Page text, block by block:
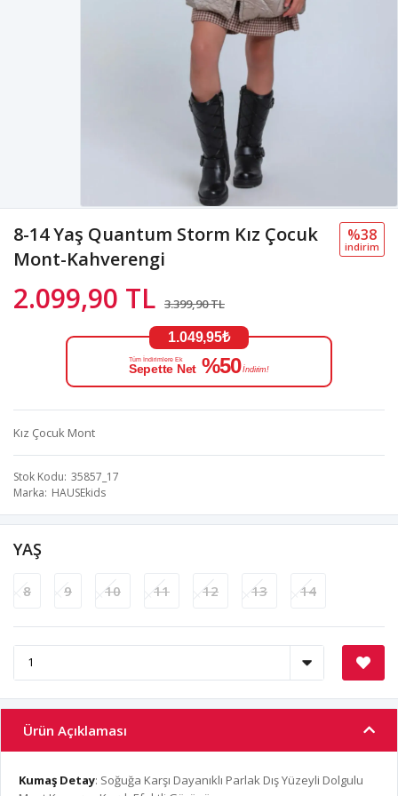
8-14 Yaş Quantum Storm Kız Çocuk
Mont-Kahverengi
2.099,90 TL 3.399,90 TL
%38
i̇ndi̇ri̇m
1.049,95₺
Tüm İndirimlere Ek
Sepette Net %50 İndirim!
Kız Çocuk Mont
Stok Kodu 35857_17
Marka HAUSEkids
YAŞ
8 9 10 11 12 13 14
Ürün Açıklaması
Kumaş Detay: Soğuğa Karşı Dayanıklı Parlak Dış Yüzeyli Dolgulu